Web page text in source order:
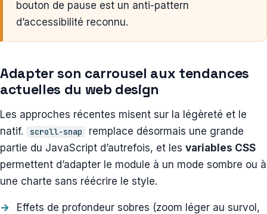
bouton de pause est un anti-pattern
d’accessibilité reconnu.
Adapter son carrousel aux tendances
actuelles du web design
Les approches récentes misent sur la légèreté et le
natif.
scroll-snap
remplace désormais une grande
partie du JavaScript d’autrefois, et les variables CSS
permettent d’adapter le module à un mode sombre ou à
une charte sans réécrire le style.
Effets de profondeur sobres (zoom léger au survol,